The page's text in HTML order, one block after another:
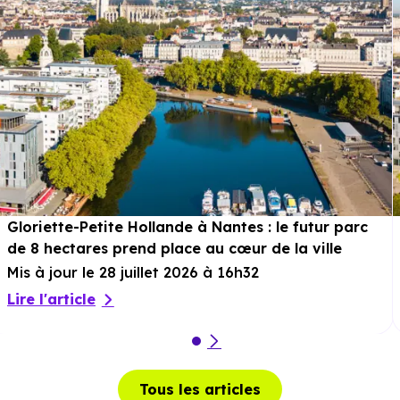
60 min à pied.
Musée :Ecomusée de Saint-Nazaire à 5.4 km, soit 9
min en voiture ou à 5.2 km, soit 1h 02 min à pied.
Restaurant :Crêperie le Nazaire à 5.1 km, soit 8 min
en voiture ou à 4.9 km, soit 59 min à pied
Services :
Police :Gendarmerie - Brigade motorisée de Saint-
Nazaire
à 3.8 km, soit 6 min en voiture ou à 3.7 km, soit
44 min à pied
La Poste Bouletterie
voiture ou à 305 m, soit 4 min à pied.
Gloriette-Petite Hollande à Nantes : le futur parc
de 8 hectares prend place au cœur de la ville
Mis à jour le 28 juillet 2026 à 16h32
Lire l'article
Tous les articles